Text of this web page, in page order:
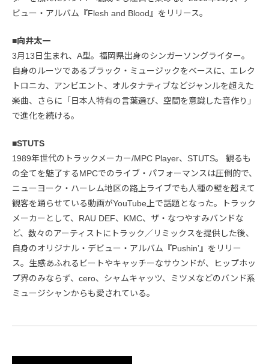
ビュー・アルバム『Flesh and Blood』をリリース。
■向井太一
3月13日生まれ、A型。福岡県出身のシンガーソングライター。
自身のルーツであるブラック・ミュージックをベースに、エレク
トロニカ、アンビエント、オルタナティブなどジャンルを超えた
楽曲、さらに「日本人特有の言葉選び、空間を意識した音作り」
で進化を続ける。
■STUTS
1989年世代のトラックメーカー/MPC Player、STUTS。 観るも
の全てを魅了するMPCでのライブ・パフォーマンスは圧倒的で、
ニューヨーク・ハーレム地区の路上ライブでも人種の壁を超えて
観客を踊らせている動画がYouTube上で話題となった。トラック
メーカーとして、RAU DEF、KMC、ザ・なつやすみバンドな
ど、数々のアーティストにトラック／リミックスを提供した後、
自身のオリジナル・デビュー・アルバム『Pushin’』をリリー
ス。生感あふれるビートやキャッチーなサウンドが、ヒップホッ
プ界のみならず、cero、シャムキャッツ、ミツメなどのバンド系
ミュージシャンからも愛されている。